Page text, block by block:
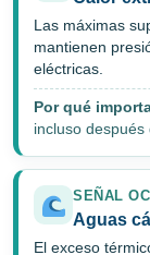
Las máximas
mantienen
eléctricas.
Por qué
incluso
SEÑAL
Aguas
El exceso